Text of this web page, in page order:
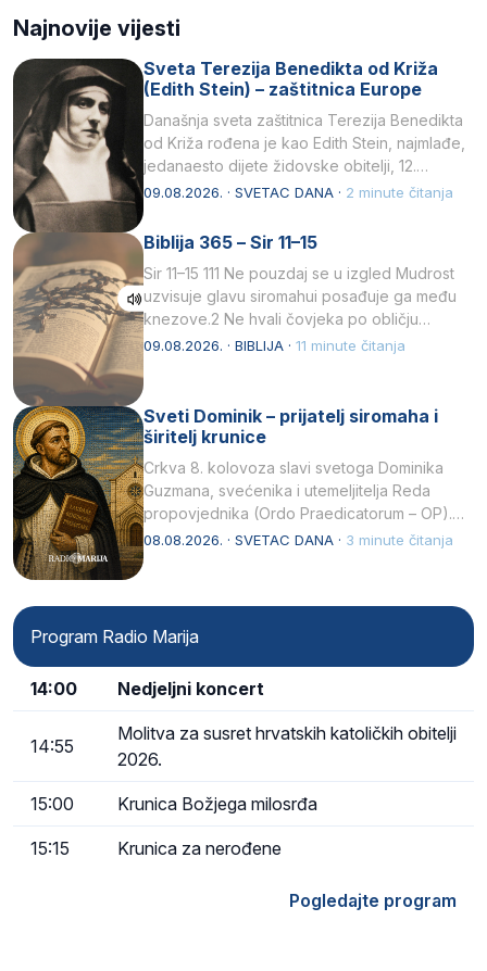
Najnovije vijesti
Sveta Terezija Benedikta od Križa
(Edith Stein) – zaštitnica Europe
Današnja sveta zaštitnica Terezija Benedikta
od Križa rođena je kao Edith Stein, najmlađe,
jedanaesto dijete židovske obitelji, 12.
listopada 1891, u Wrocławu…
09.08.2026. · SVETAC DANA · 2 minute čitanja
Biblija 365 – Sir 11–15
Sir 11–15 111 Ne pouzdaj se u izgled Mudrost
uzvisuje glavu siromahui posađuje ga među
knezove.2 Ne hvali čovjeka po obličju
njegovui…
09.08.2026. · BIBLIJA · 11 minute čitanja
Sveti Dominik – prijatelj siromaha i
širitelj krunice
Crkva 8. kolovoza slavi svetoga Dominika
Guzmana, svećenika i utemeljitelja Reda
propovjednika (Ordo Praedicatorum – OP).
Svojim životom, dubokom ljubavlju prema
08.08.2026. · SVETAC DANA · 3 minute čitanja
Program Radio Marija
14:00 Nedjeljni koncert
14:55
Molitva za susret hrvatskih katoličkih obitelji
2026.
15:00 Krunica Božjega milosrđa
15:15 Krunica za nerođene
Pogledajte program